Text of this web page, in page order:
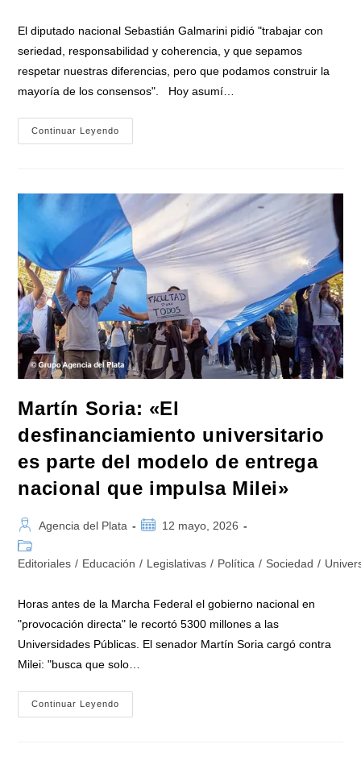
entrada:
El diputado nacional Sebastián Galmarini pidió "trabajar con
seriedad, responsabilidad y coherencia, y que sepamos
respetar nuestras diferencias, pero que podamos construir la
mayoría de los consensos". Hoy asumí…
Continuar Leyendo
A
La
Bicameral
De
Seguimiento
Control
Del
Ministerio
Público
Martín Soria: «El
desfinanciamiento universitario
es parte del modelo de entrega
nacional que impulsa Milei»
Autor
de
la
Agencia del Plata
Publicación
la
12 mayo, 2026
Categoría
de
entrada:
Editoriales / Educación / Legislativas / Política / Sociedad /
Horas antes de la Marcha Federal el gobierno nacional en
"provocación directa" le recortó 5300 millones a las
Universidades Públicas. El senador Martín Soria cargó contra
Milei: "busca que solo…
Continuar Leyendo
Soria: